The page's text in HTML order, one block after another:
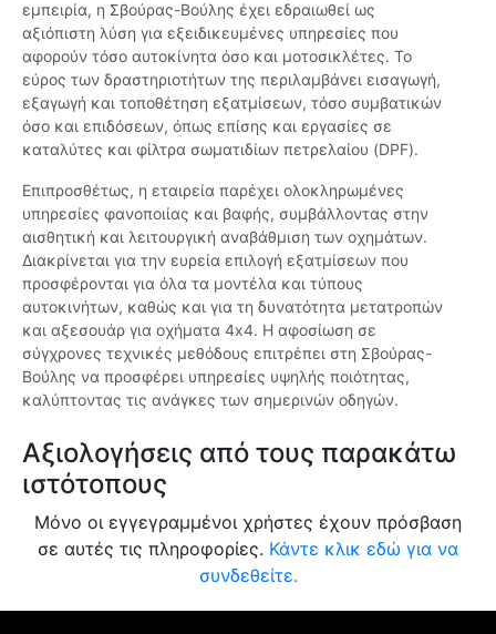
εμπειρία, η Σβούρας-Βούλης έχει εδραιωθεί ως
αξιόπιστη λύση για εξειδικευμένες υπηρεσίες που
αφορούν τόσο αυτοκίνητα όσο και μοτοσικλέτες. Το
εύρος των δραστηριοτήτων της περιλαμβάνει εισαγωγή,
εξαγωγή και τοποθέτηση εξατμίσεων, τόσο συμβατικών
όσο και επιδόσεων, όπως επίσης και εργασίες σε
καταλύτες και φίλτρα σωματιδίων πετρελαίου (DPF).
Επιπροσθέτως, η εταιρεία παρέχει ολοκληρωμένες
υπηρεσίες φανοποιίας και βαφής, συμβάλλοντας στην
αισθητική και λειτουργική αναβάθμιση των οχημάτων.
Διακρίνεται για την ευρεία επιλογή εξατμίσεων που
προσφέρονται για όλα τα μοντέλα και τύπους
αυτοκινήτων, καθώς και για τη δυνατότητα μετατροπών
και αξεσουάρ για οχήματα 4x4. Η αφοσίωση σε
σύγχρονες τεχνικές μεθόδους επιτρέπει στη Σβούρας-
Βούλης να προσφέρει υπηρεσίες υψηλής ποιότητας,
καλύπτοντας τις ανάγκες των σημερινών οδηγών.
Αξιολογήσεις από τους παρακάτω
ιστότοπους
Μόνο οι εγγεγραμμένοι χρήστες έχουν πρόσβαση
σε αυτές τις πληροφορίες. Κάντε κλικ εδώ για να
συνδεθείτε.